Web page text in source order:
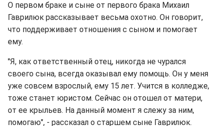
О первом браке и сыне от первого брака Михаил
Гаврилюк рассказывает весьма охотно. Он говорит,
что поддерживает отношения с сыном и помогает
ему.
"Я, как ответственный отец, никогда не чурался
своего сына, всегда оказывал ему помощь. Он у меня
уже совсем взрослый, ему 15 лет. Учится в колледже,
тоже станет юристом. Сейчас он отошел от матери,
от ее крыльев. На данный момент я слежу за ним,
помогаю", - рассказал о старшем сыне Гаврилюк.